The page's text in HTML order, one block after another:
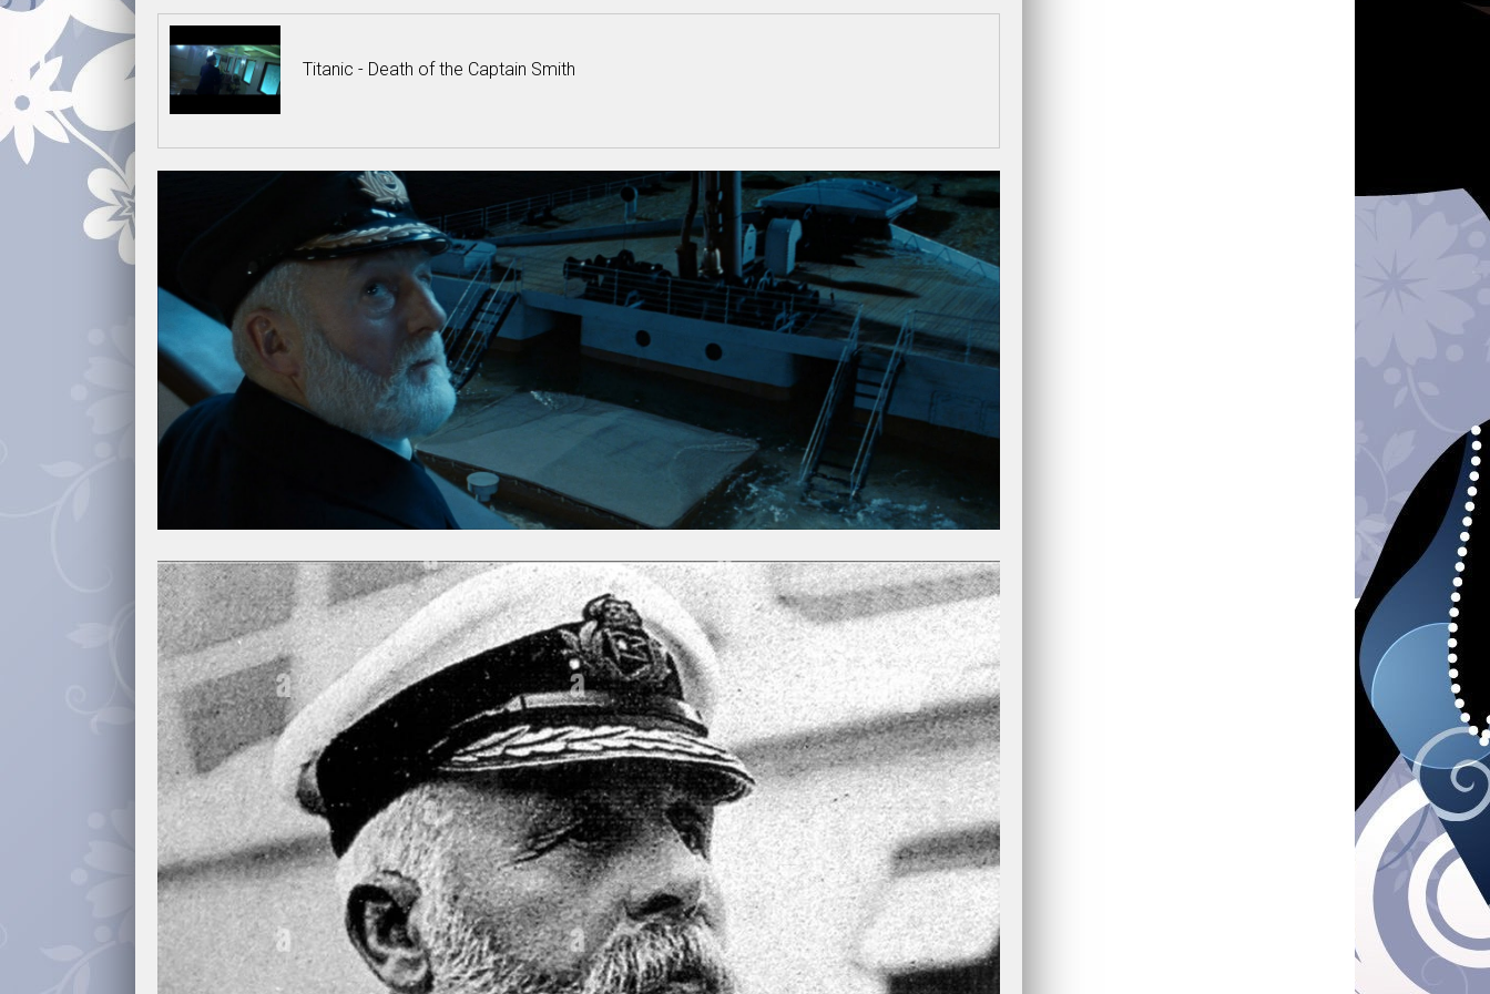
Titanic - Death of the Captain Smith